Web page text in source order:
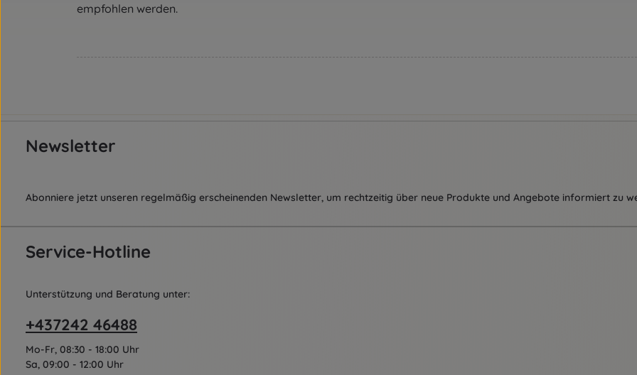
empfohlen werden.
Newsletter
Abonniere jetzt unseren regelmäßig erscheinenden Newsletter, um rechtzeitig über neue Produkte und Angebote informiert zu
Service-Hotline
Unterstützung und Beratung unter:
+437242 46488
Mo-Fr, 08:30 - 18:00 Uhr
Sa, 09:00 - 12:00 Uhr